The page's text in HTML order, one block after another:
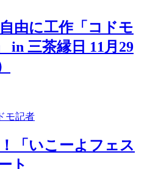
由に工作「コドモ
in 三茶縁日 11月29
「いこーよフェス
ト